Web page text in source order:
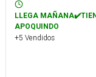
LLEGA
APOQUINDO
+5 Vendidos